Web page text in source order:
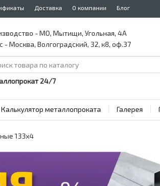
Доставка О компании Блог
- МО, Мытищи, Угольная, 4А
- Москва, Волгоградский, 32, к8, оф.37
24/7
Калькулятор металлопроката Галерея
133x4